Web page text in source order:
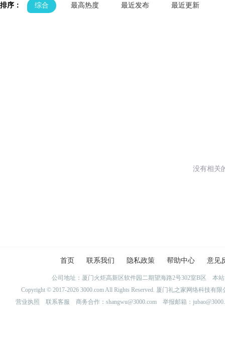
排序： 综合 最高热度 最近发布 最近更新
没有相关
首页 联系我们 隐私政策 帮助中心 意见
公司地址：厦门火炬高新区软件园二期望海路2号302室B区 本
Copyright © 2017-2026 3000.com All Rights Reserved. 厦门礼之家网络科技
营业执照
联系客服 商务合作：shangwu@3000.com 举报邮箱：